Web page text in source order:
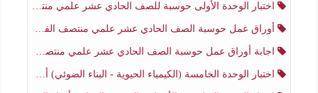
اختبار الوحدة الأولى حوسبة للصف الحادي عشر علمي منتصف الفصل الثاني
أوراق عمل حوسبة الصف الحادي عشر علمي منتصف الفصل الثاني
اجابة أوراق عمل حوسبة الصف الحادي عشر علمي منتصف الفصل الثاني
اختبار الوحدة الخامسة (الكيمياء الحيوية - البناء الضوئي) أحياء الصف الحادي عشر علمي الفصل الثاني